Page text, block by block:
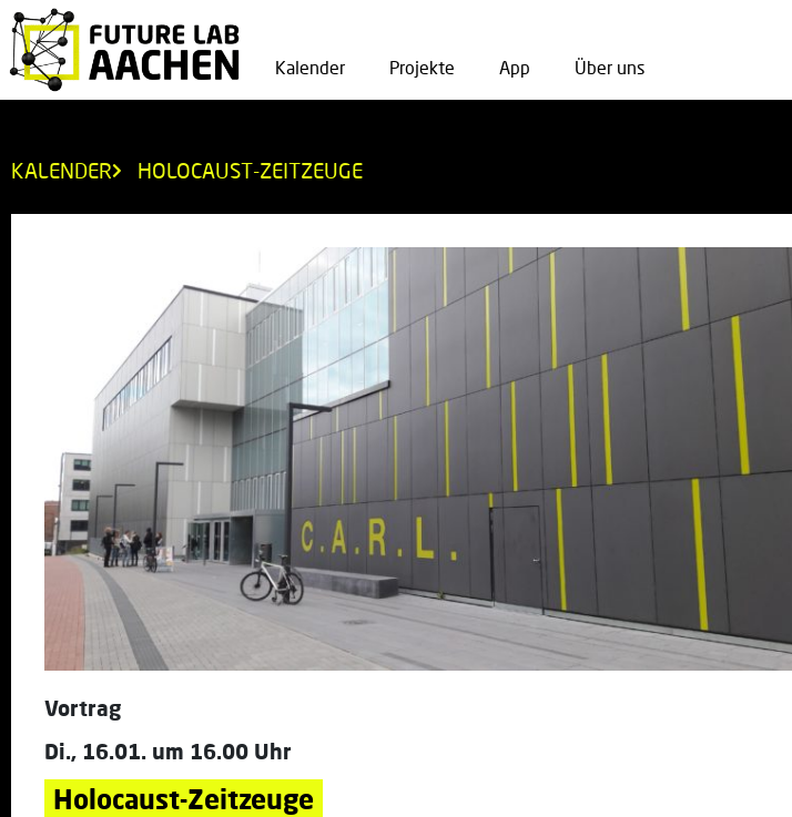
Kalender Projekte App Über uns
KALENDER HOLOCAUST-ZEITZEUGE
Vortrag
Di., 16.01. um 16.00 Uhr
Holocaust-Zeitzeuge